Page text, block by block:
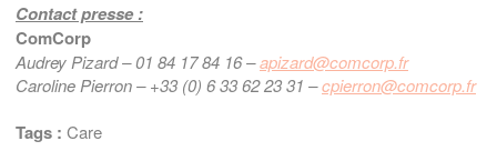
Contact presse :
ComCorp
Audrey Pizard – 01 84 17 84 16 –apizard@comcorp.fr
Caroline Pierron – +33 (0) 6 33 62 23 31 –cpierron@comcorp.fr
Tags : Care